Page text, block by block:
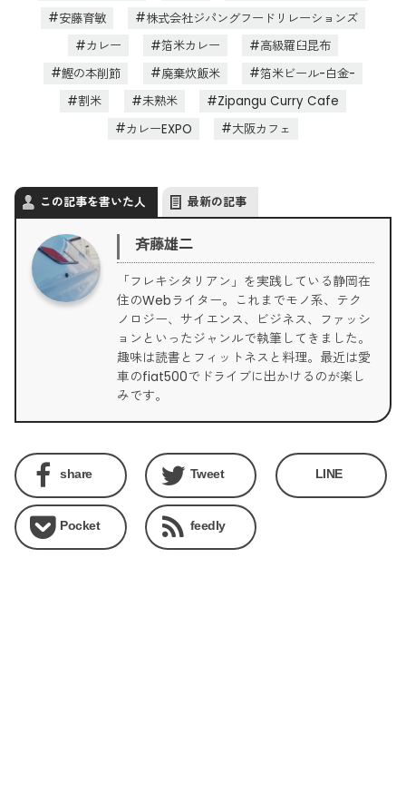
安藤育敏
株式会社ジパングフードリレーションズ
カレー
箔米カレー
高級羅臼昆布
鰹の本削節
廃棄炊飯米
箔米ビール-白金-
割米
未熟米
Zipangu Curry Cafe
カレーEXPO
大阪カフェ
この記事を書いた人 最新の記事
斉藤雄二
「フレキシタリアン」を実践している静岡在
住のWebライター。これまでモノ系、テク
ノロジー、サイエンス、ビジネス、ファッシ
ョンといったジャンルで執筆してきました。
趣味は読書とフィットネスと料理。最近は愛
車のfiat500でドライブに出かけるのが楽し
みです。
share Tweet LINE
Pocket feedly